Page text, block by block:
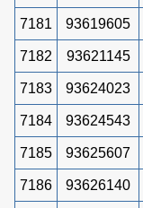
7181 93619605
7182 93621145
7183 93624023
7184 93624543
7185 93625607
7186 93626140